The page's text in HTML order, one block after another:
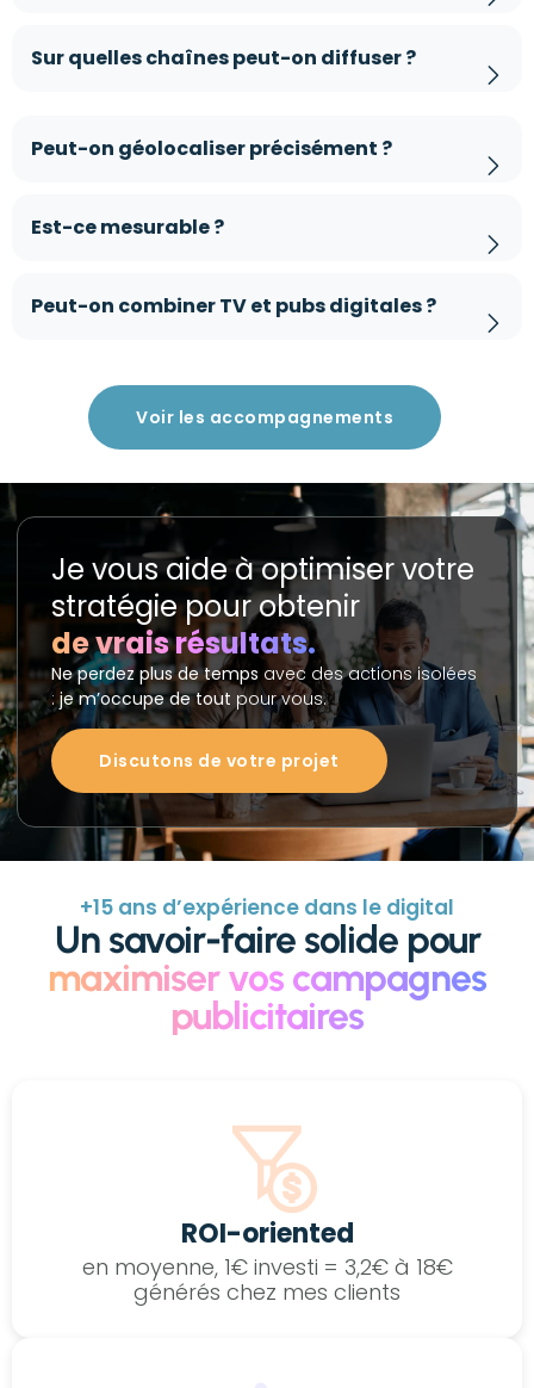
Sur quelles chaînes peut-on diffuser ?
Peut-on géolocaliser précisément ?
Est-ce mesurable ?
Peut-on combiner TV et pubs digitales ?
Voir les accompagnements
Je vous aide à optimiser votre
stratégie pour obtenir
de vrais résultats.
Ne perdez plus de temps avec des actions isolées
:je m’occupe de tout pour vous.
Discutons de votre projet
+15 ans d’expérience dans le digital
Un savoir-faire solide pour
maximiser vos campagnes
publicitaires
ROI-oriented
en moyenne, 1€ investi = 3,2€ à 18€
générés chez mes clients